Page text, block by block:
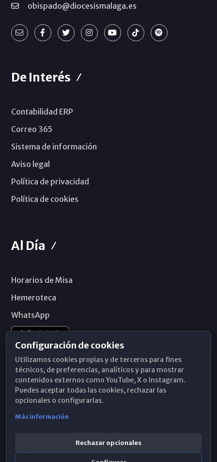
obispado@diocesismalaga.es
De Interés
Contabilidad ERP
Correo 365
Sistema de información
Aviso legal
Política de privacidad
Política de cookies
Al Día
Horarios de Misa
Hemeroteca
WhatsApp
Configuración de cookies
Utilizamos cookies propias y de terceros para fines
técnicos, de preferencias, analíticos y para mostrar
contenidos externos como YouTube, X o Instagram.
Puedes aceptar todas las cookies, rechazar las
opcionales o configurarlas.
Más información
Rechazar opcionales